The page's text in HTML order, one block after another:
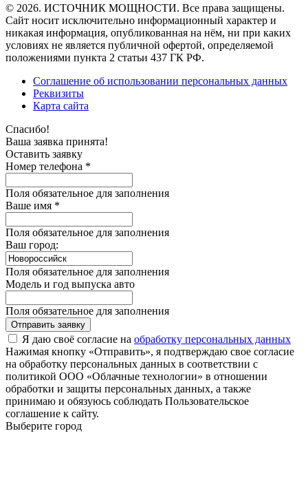
© 2026. ИСТОЧНИК МОЩНОСТИ. Все права защищены.
Сайт носит исключительно информационный характер и
никакая информация, опубликованная на нём, ни при каких
условиях не является публичной офертой, определяемой
положениями пункта 2 статьи 437 ГК РФ.
Соглашение об использовании персональных данных
Реквизиты
Карта сайта
Спасибо!
Ваша заявка принята!
Оставить заявку
Номер телефона *
Поля обязательное для заполнения
Ваше имя *
Поля обязательное для заполнения
Ваш город:
Поля обязательное для заполнения
Модель и год выпуска авто
Поля обязательное для заполнения
Отправить заявку
Я даю своё согласие на обработку персональных данных
Нажимая кнопку «Отправить», я подтверждаю свое согласие
на обработку персональных данных в соответствии с
политикой ООО «Облачные технологии» в отношении
обработки и защиты персональных данных, а также
принимаю и обязуюсь соблюдать Пользовательское
соглашение к сайту.
Выберите город